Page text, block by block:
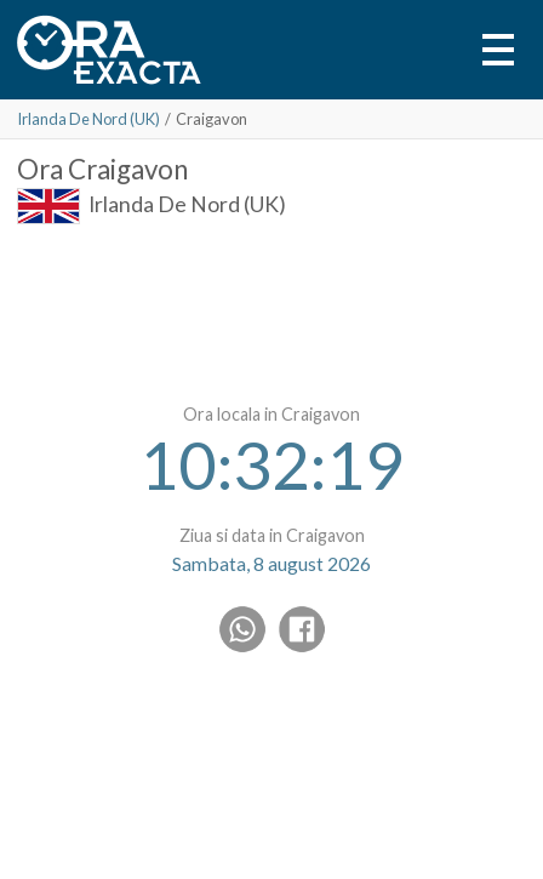
Irlanda De Nord (UK) / Craigavon
Ora Craigavon
Irlanda De Nord (UK)
Ora locala in Craigavon
10:32:19
Ziua si data in Craigavon
Sambata, 8 august 2026